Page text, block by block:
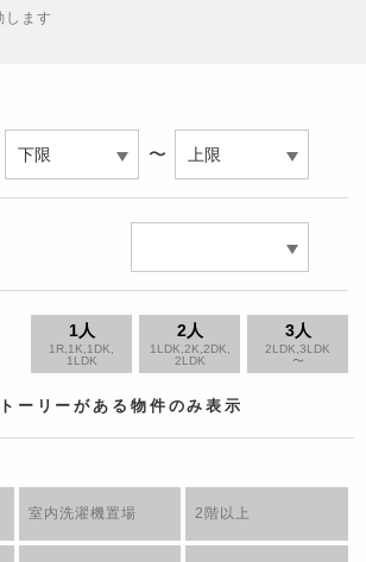
ます
〜
1人
1R,1K,1DK,
1LDK
2人
1LDK,2K,2DK,
2LDK
3人
2LDK,3LDK
〜
ーリーがある物件のみ表示
室内洗濯機置場 2階以上